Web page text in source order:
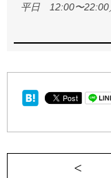
平日 12:00〜